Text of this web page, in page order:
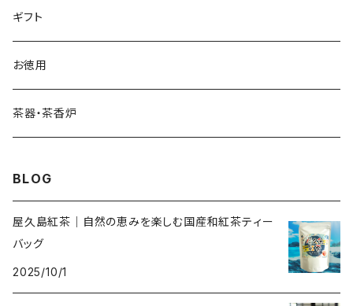
ギフト
お徳用
茶器・茶香炉
BLOG
屋久島紅茶｜自然の恵みを楽しむ国産和紅茶ティー
バッグ
2025/10/1